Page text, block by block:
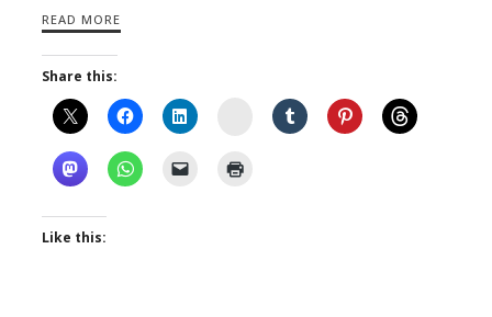
READ MORE
Share this:
Instagram
Like this: